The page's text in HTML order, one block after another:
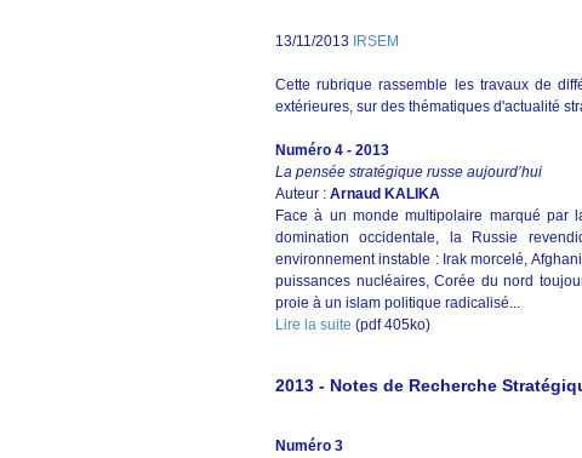
13/11/2013 IRSEM
Cette rubrique rassemble les travaux de
extérieures, sur des thématiques d'actualité
Numéro 4 - 2013
La pensée stratégique russe aujourd’hui
Auteur : Arnaud KALIKA
Face à un monde multipolaire marqué par
domination occidentale, la Russie
environnement instable : Irak morcelé,
puissances nucléaires, Corée du nord
proie à un islam politique radicalisé...
Lire la suite (pdf 405ko)
2013 - Notes de Recherche
Numéro 3